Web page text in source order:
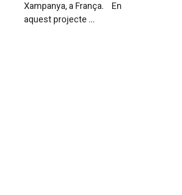
Xampanya, a França. En
aquest projecte ...